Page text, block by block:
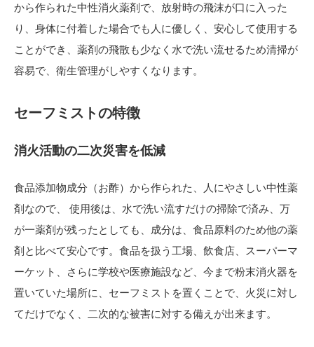
から作られた中性消火薬剤で、放射時の飛沫が口に入った
り、身体に付着した場合でも人に優しく、安心して使用する
ことができ、薬剤の飛散も少なく水で洗い流せるため清掃が
容易で、衛生管理がしやすくなります。
セーフミストの特徴
消火活動の二次災害を低減
食品添加物成分（お酢）から作られた、人にやさしい中性薬
剤なので、 使用後は、水で洗い流すだけの掃除で済み、万
が一薬剤が残ったとしても、成分は、食品原料のため他の薬
剤と比べて安心です。食品を扱う工場、飲食店、スーパーマ
ーケット、さらに学校や医療施設など、今まで粉末消火器を
置いていた場所に、セーフミストを置くことで、火災に対し
てだけでなく、二次的な被害に対する備えが出来ます。